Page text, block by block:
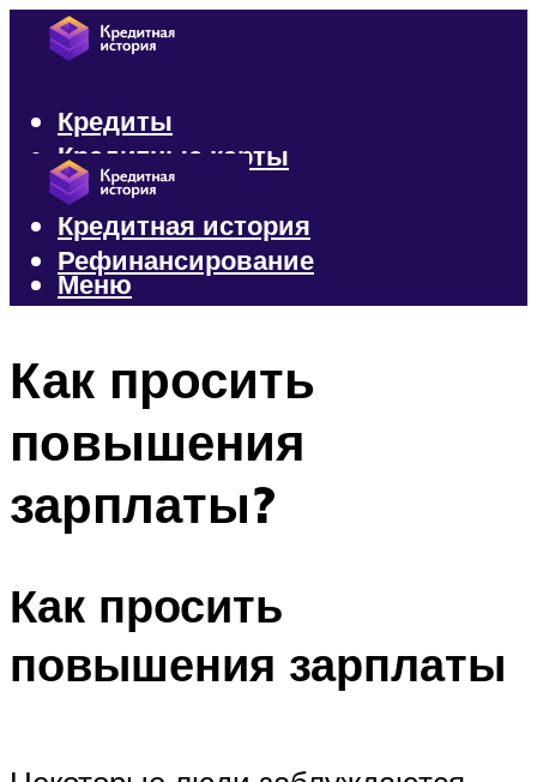
Кредиты
Кредитные карты
Микрозаймы
Кредитная история
Рефинансирование
Меню
Как просить
повышения
зарплаты?
Как просить
повышения зарплаты